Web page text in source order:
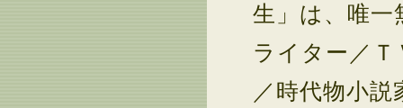
生」は、唯一
ライター／
／時代物小